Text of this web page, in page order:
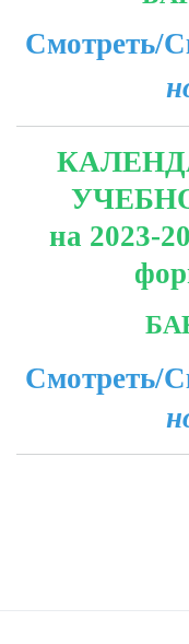
Смотреть/
на 2023-
Смотреть/